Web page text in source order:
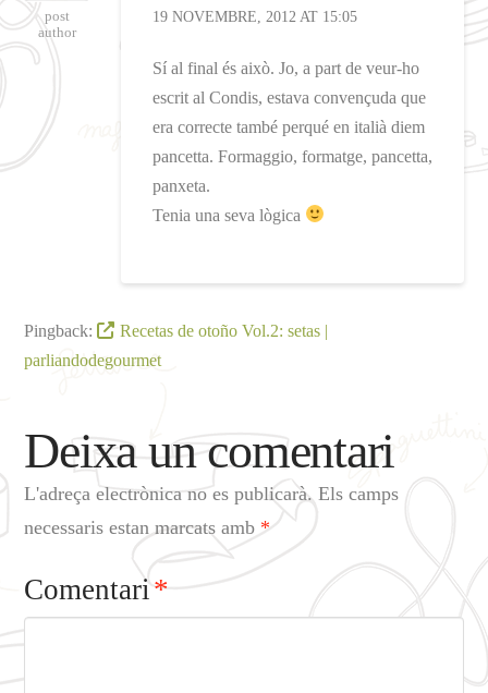
post
author
19 NOVEMBRE, 2012 AT 15:05
Sí al final és això. Jo, a part de veur-ho
escrit al Condis, estava convençuda que
era correcte també perqué en italià diem
pancetta. Formaggio, formatge, pancetta,
panxeta.
Tenia una seva lògica
Pingback:
Recetas de otoño Vol.2: setas |
parliandodegourmet
Deixa un comentari
L'adreça electrònica no es publicarà. Els camps
necessaris estan marcats amb *
Comentari*